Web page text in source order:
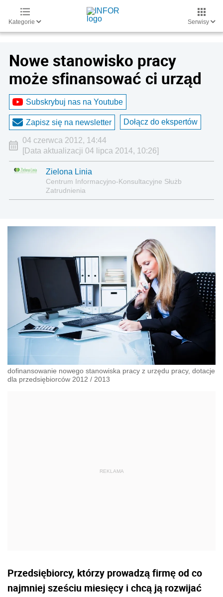
Kategorie Serwisy
Nowe stanowisko pracy
może sfinansować ci urząd
Subskrybuj nas na Youtube
Zapisz się na newsletter Dołącz do ekspertów
04 czerwca 2012, 14:44
[Data aktualizacji 04 lipca 2014, 10:26]
Zielona Linia
Centrum Informacyjno-Konsultacyjne Służb
Zatrudnienia
dofinansowanie nowego stanowiska pracy z urzędu pracy, dotacje
dla przedsiębiorców 2012 / 2013
Przedsiębiorcy, którzy prowadzą firmę od co
najmniej sześciu miesięcy i chcą ją rozwijać